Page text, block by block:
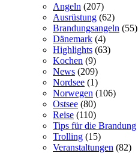
Angeln (207)
Ausrüstung (62)
Brandungsangeln (55)
Dänemark (4)
Highlights (63)
Kochen (9)
News (209)
Nordsee (1)
Norwegen (106)
Ostsee (80)
Reise (110)
Tips für die Brandung
Trolling (15)
Veranstaltungen (82)